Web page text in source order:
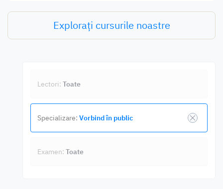
Explorați cursurile noastre
Lectori: Toate
Specializare: Vorbind în public
Examen: Toate